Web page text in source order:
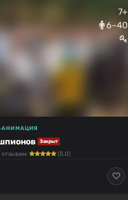
7+
6–40
Закрыт
АНИМАЦИЯ
отзывам: (5.0)